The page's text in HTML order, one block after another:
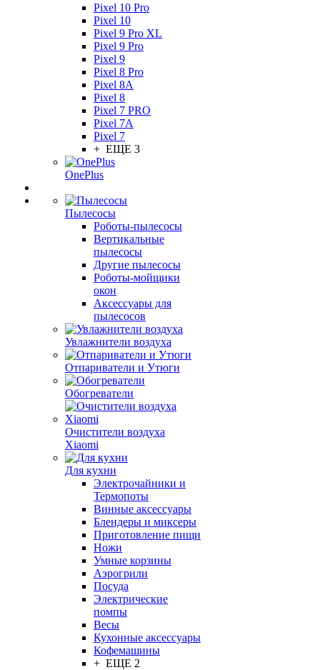
Pixel 10 Pro
Pixel 10
Pixel 9 Pro XL
Pixel 9 Pro
Pixel 9
Pixel 8 Pro
Pixel 8A
Pixel 8
Pixel 7 PRO
Pixel 7A
Pixel 7
+ ЕЩЕ 3
OnePlus
Пылесосы
Роботы-пылесосы
Вертикальные
пылесосы
Другие пылесосы
Роботы-мойщики
окон
Аксессуары для
пылесосов
Увлажнители воздуха
Отпариватели и Утюги
Обогреватели
Очистители воздуха
Xiaomi
Для кухни
Электрочайники и
Термопоты
Винные аксессуары
Блендеры и миксеры
Приготовление пищи
Ножи
Умные корзины
Аэрогрили
Посуда
Электрические
помпы
Весы
Кухонные аксессуары
Кофемашины
+ ЕЩЕ 2